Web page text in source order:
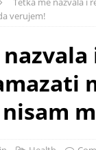
5, 2026 ] ZA OVU
5, 2026 ]
HEALTH
Ovo je
holesterol
verujem!